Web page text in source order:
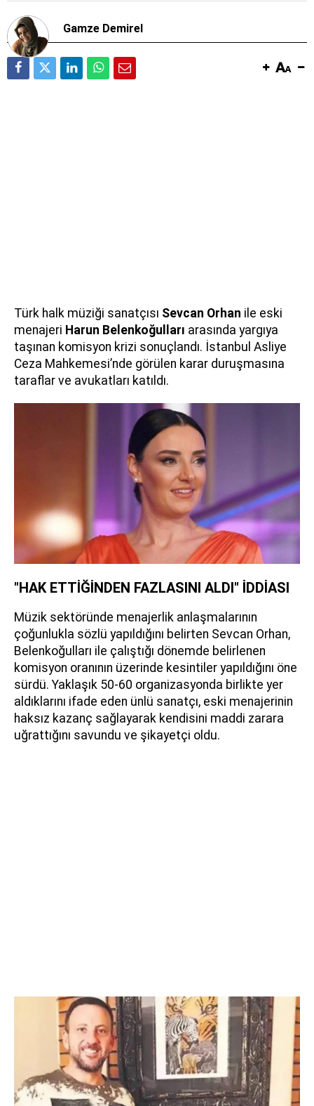
Gamze Demirel
Türk halk müziği sanatçısı Sevcan Orhan ile eski
menajeri Harun Belenkoğulları arasında yargıya
taşınan komisyon krizi sonuçlandı. İstanbul Asliye
Ceza Mahkemesi’nde görülen karar duruşmasına
taraflar ve avukatları katıldı.
"HAK ETTİĞİNDEN FAZLASINI ALDI" İDDİASI
Müzik sektöründe menajerlik anlaşmalarının
çoğunlukla sözlü yapıldığını belirten Sevcan Orhan,
Belenkoğulları ile çalıştığı dönemde belirlenen
komisyon oranının üzerinde kesintiler yapıldığını öne
sürdü. Yaklaşık 50-60 organizasyonda birlikte yer
aldıklarını ifade eden ünlü sanatçı, eski menajerinin
haksız kazanç sağlayarak kendisini maddi zarara
uğrattığını savundu ve şikayetçi oldu.